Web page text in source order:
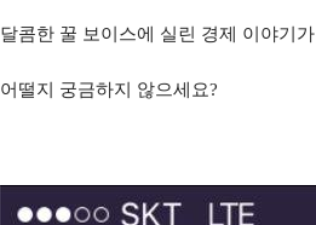
달콤한 꿀 보이스에 실린 경제 이야기가
어떨지 궁금하지 않으세요?